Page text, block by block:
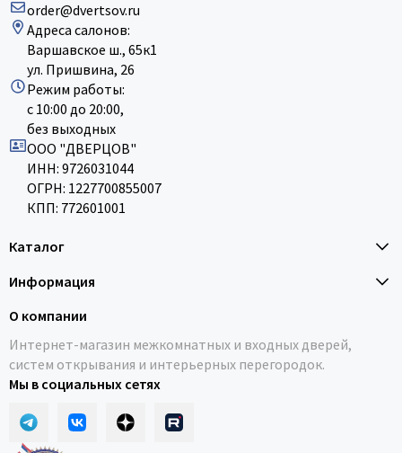
order@dvertsov.ru
Адреса салонов:
Варшавское ш., 65к1
ул. Пришвина, 26
Режим работы:
с 10:00 до 20:00,
без выходных
ООО "ДВЕРЦОВ"
ИНН: 9726031044
ОГРН: 1227700855007
КПП: 772601001
Каталог
Информация
О компании
Интернет-магазин межкомнатных и входных дверей,
систем открывания и интерьерных перегородок.
Мы в социальных сетях